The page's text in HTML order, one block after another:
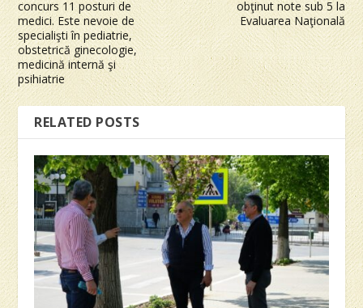
concurs 11 posturi de
medici. Este nevoie de
specialişti în pediatrie,
obstetrică ginecologie,
medicină internă şi
psihiatrie
obţinut note sub 5 la
Evaluarea Naţională
RELATED POSTS